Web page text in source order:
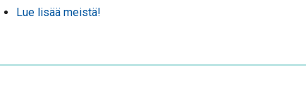
Lue lisää meistä!